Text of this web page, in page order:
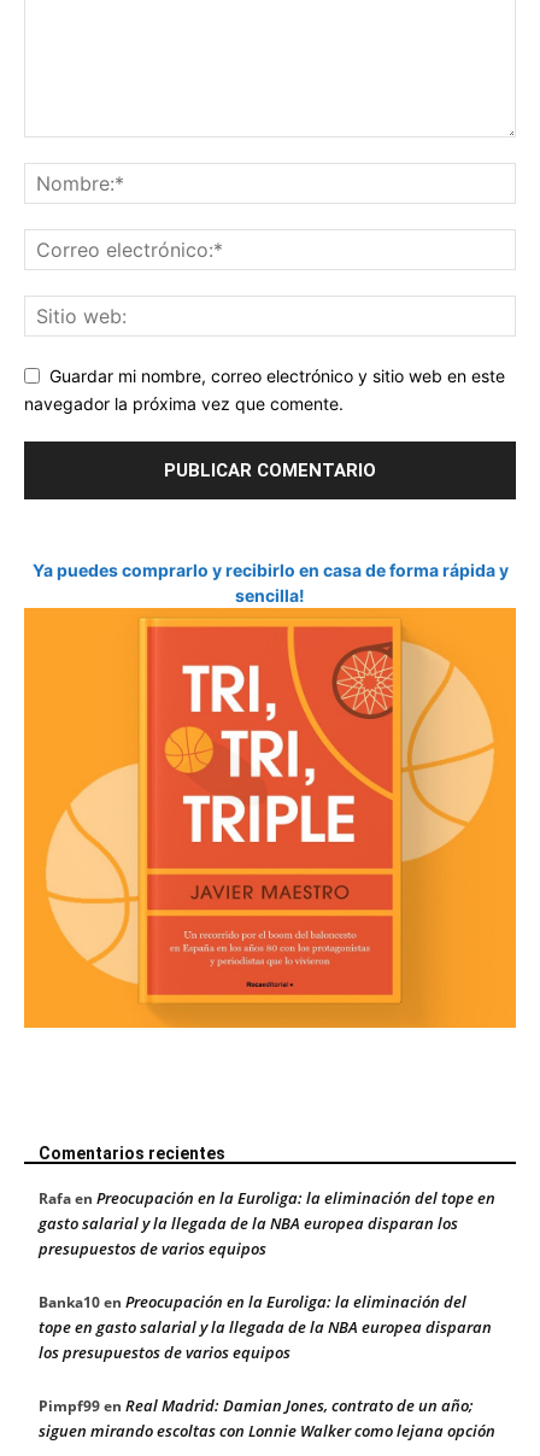
Guardar mi nombre, correo electrónico y sitio web en este
navegador la próxima vez que comente.
Ya puedes comprarlo y recibirlo en casa de forma rápida y
sencilla!
Comentarios recientes
Rafaen Preocupación en la Euroliga: la eliminación del tope en
gasto salarial y la llegada de la NBA europea disparan los
presupuestos de varios equipos
Banka10en Preocupación en la Euroliga: la eliminación del
tope en gasto salarial y la llegada de la NBA europea disparan
los presupuestos de varios equipos
Pimpf99en Real Madrid: Damian Jones, contrato de un año;
siguen mirando escoltas con Lonnie Walker como lejana opción